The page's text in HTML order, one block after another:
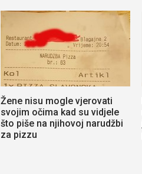
Žene nisu mogle vjerovati
svojim očima kad su vidjele
što piše na njihovoj narudžbi
za pizzu